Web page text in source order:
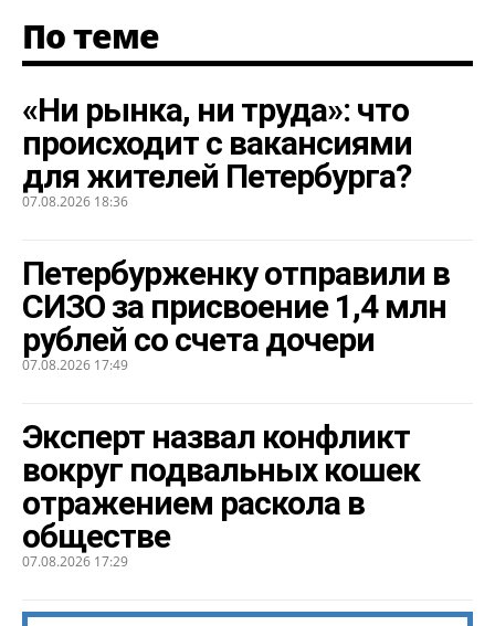
По теме
«Ни рынка, ни труда»: что
происходит с вакансиями
для жителей Петербурга?
07.08.2026 18:36
Петербурженку отправили в
СИЗО за присвоение 1,4 млн
рублей со счета дочери
07.08.2026 17:49
Эксперт назвал конфликт
вокруг подвальных кошек
отражением раскола в
обществе
07.08.2026 17:29